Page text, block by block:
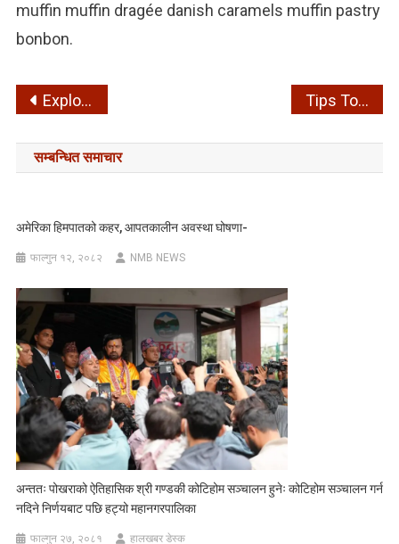
muffin muffin dragée danish caramels muffin pastry
bonbon.
Post
navigation
Exploring The World Is Best Thing To Do Tips To Do When Lost At The Time OF Travelling
सम्बन्धित समाचार
अमेरिका हिमपातको कहर, आपतकालीन अवस्था घोषणा-
फाल्गुन १२, २०८२ NMB NEWS
अन्ततः पोखराको ऐतिहासिक श्री गण्डकी कोटिहोम सञ्चालन हुनेः कोटिहोम सञ्चालन गर्न
नदिने निर्णयबाट पछि हट्यो महानगरपालिका
फाल्गुन २७, २०८१ हालखबर डेस्क